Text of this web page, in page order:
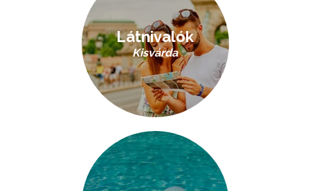
Látnivalók
Kisvárda